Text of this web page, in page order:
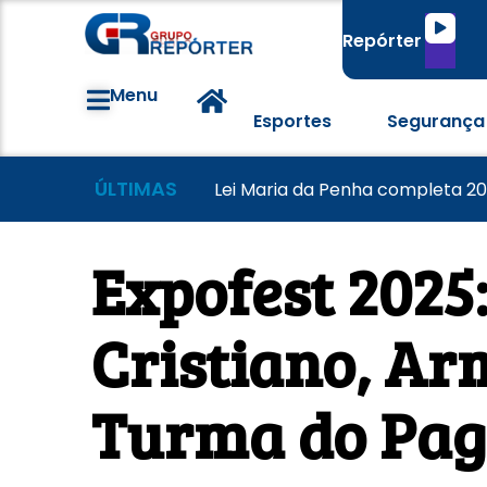
Repórter
Tocador
áudio
Menu
Esportes
Segurança
ÚLTIMAS Famílias brasileiras perderam
Morador tem casa destruída
Lei Maria da Penha completa
Expofest
Cristiano,
Turma do